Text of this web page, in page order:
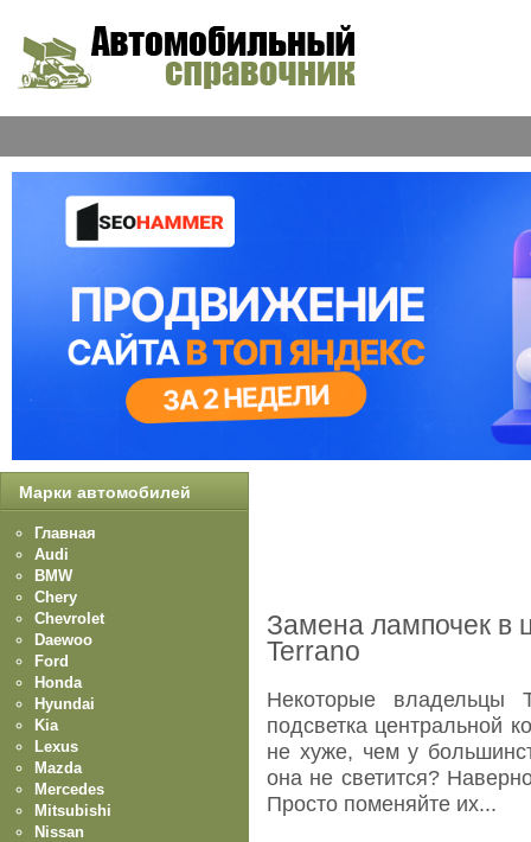
Замена лампочек в
Terrano
Некоторые владельцы
подсветка центральной
не хуже, чем у
она не светится?
Просто поменяйте их...
Марки автомобилей
Главная
Audi
BMW
Chery
Chevrolet
Daewoo
Ford
Honda
Hyundai
Kia
Lexus
Mazda
Mercedes
Mitsubishi
Nissan